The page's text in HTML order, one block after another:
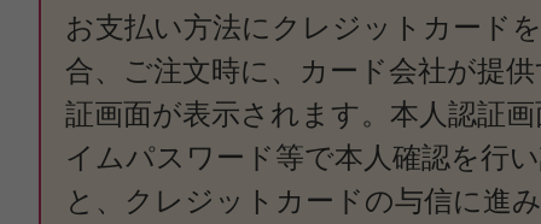
お支払い方法にクレジットカード
合、ご注文時に、カード会社が提
証画面が表示されます。本人認証
イムパスワード等で本人確認を行
と、クレジットカードの与信に進